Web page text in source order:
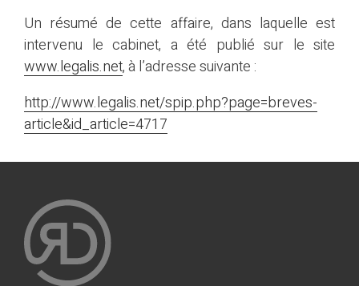
Un résumé de cette affaire, dans laquelle est
intervenu le cabinet, a été publié sur le site
www.legalis.net, à l’adresse suivante :
http://www.legalis.net/spip.php?page=breves-
article&id_article=4717